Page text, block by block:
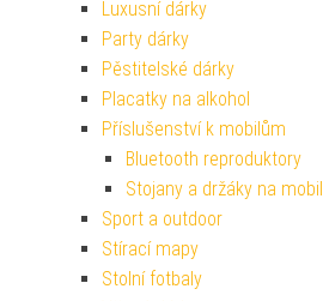
Luxusní dárky
Party dárky
Pěstitelské dárky
Placatky na alkohol
Příslušenství k mobilům
Bluetooth reproduktory
Stojany a držáky na mobil
Sport a outdoor
Stírací mapy
Stolní fotbaly